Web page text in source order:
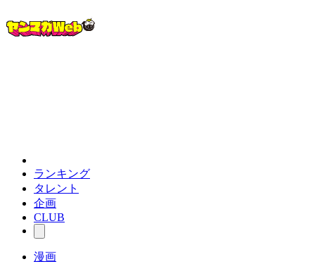
ランキング
タレント
企画
CLUB
漫画